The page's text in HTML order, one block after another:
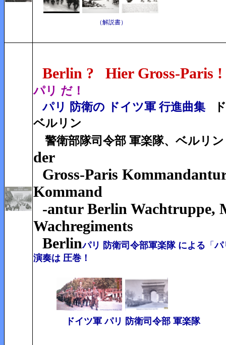
（解説書）
Berlin ? Hier Gross-Paris !
パリ だ！
パリ 防衛の ドイツ軍 行進曲集
ベルリン
警衛部隊司令部 軍楽隊、ベルリ
der
Gross-Paris
Kommand
-antur Berlin Wachtruppe,
Wachregiments
Berlinパリ 防衛司令部軍楽隊 による 「パ
演奏は 圧巻！
ドイツ軍 パリ 防衛司令部 軍楽隊